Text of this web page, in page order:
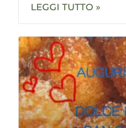
LEGGI TUTTO »